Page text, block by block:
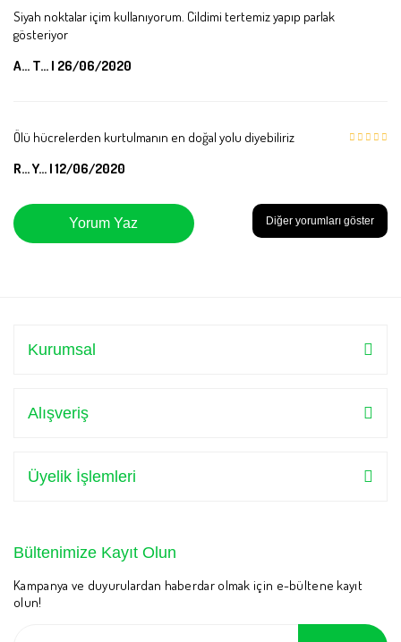
Siyah noktalar içim kullanıyorum. Cildimi tertemiz yapıp parlak
gösteriyor
A... T... | 26/06/2020
Ölü hücrelerden kurtulmanın en doğal yolu diyebiliriz
R... Y... | 12/06/2020
Yorum Yaz Diğer yorumları göster
Kurumsal
Alışveriş
Üyelik İşlemleri
Bültenimize Kayıt Olun
Kampanya ve duyurulardan haberdar olmak için e-bültene kayıt
olun!